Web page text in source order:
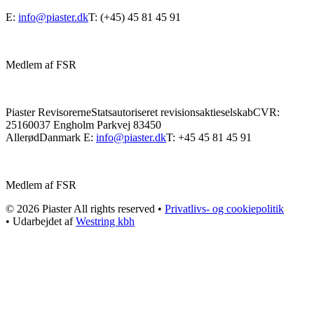
E: info@piaster.dkT: (+45) 45 81 45 91
Medlem af FSR
Piaster RevisorerneStatsautoriseret revisionsaktieselskabCVR:
25160037 Engholm Parkvej 83450
AllerødDanmark E: info@piaster.dkT: +45 45 81 45 91
Medlem af FSR
© 2026 Piaster All rights reserved • Privatlivs- og cookiepolitik
• Udarbejdet afWestring kbh